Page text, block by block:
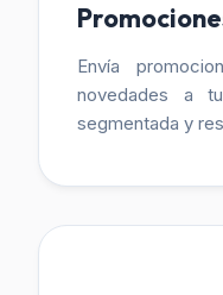
Envía
novedades a
segmentada y